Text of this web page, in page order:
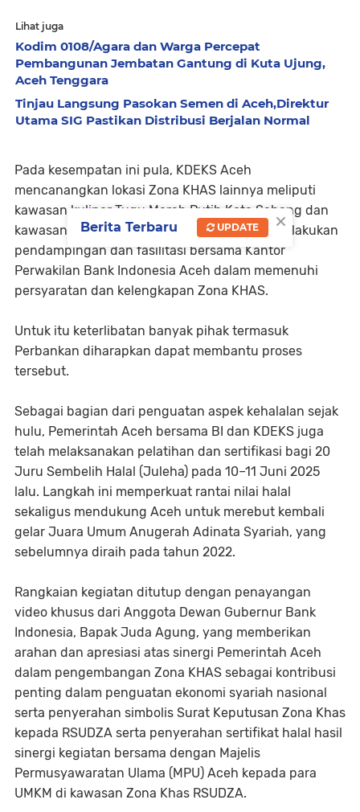
Lihat juga
Kodim 0108/Agara dan Warga Percepat
Pembangunan Jembatan Gantung di Kuta Ujung,
Aceh Tenggara
Tinjau Langsung Pasokan Semen di Aceh,Direktur
Utama SIG Pastikan Distribusi Berjalan Normal
Pada kesempatan ini pula, KDEKS Aceh
mencanangkan lokasi Zona KHAS lainnya meliputi
kawasan kuliner Tugu Merah Putih Kota Sabang dan
kawasan wisata Pantai Lampuuk yang akan dilakukan
pendampingan dan fasilitasi bersama Kantor
Perwakilan Bank Indonesia Aceh dalam memenuhi
persyaratan dan kelengkapan Zona KHAS.
Untuk itu keterlibatan banyak pihak termasuk
Perbankan diharapkan dapat membantu proses
tersebut.
Sebagai bagian dari penguatan aspek kehalalan sejak
hulu, Pemerintah Aceh bersama BI dan KDEKS juga
telah melaksanakan pelatihan dan sertifikasi bagi 20
Juru Sembelih Halal (Juleha) pada 10–11 Juni 2025
lalu. Langkah ini memperkuat rantai nilai halal
sekaligus mendukung Aceh untuk merebut kembali
gelar Juara Umum Anugerah Adinata Syariah, yang
sebelumnya diraih pada tahun 2022.
Rangkaian kegiatan ditutup dengan penayangan
video khusus dari Anggota Dewan Gubernur Bank
Indonesia, Bapak Juda Agung, yang memberikan
arahan dan apresiasi atas sinergi Pemerintah Aceh
dalam pengembangan Zona KHAS sebagai kontribusi
penting dalam penguatan ekonomi syariah nasional
serta penyerahan simbolis Surat Keputusan Zona Khas
kepada RSUDZA serta penyerahan sertifikat halal hasil
sinergi kegiatan bersama dengan Majelis
Permusyawaratan Ulama (MPU) Aceh kepada para
UMKM di kawasan Zona Khas RSUDZA.
×
Berita Terbaru UPDATE